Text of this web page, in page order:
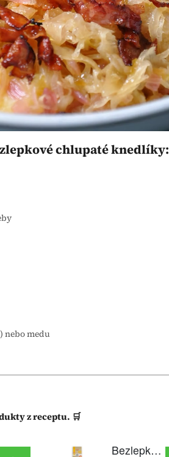
chlupaté knedlíky:
nebo medu
z receptu. 🛒